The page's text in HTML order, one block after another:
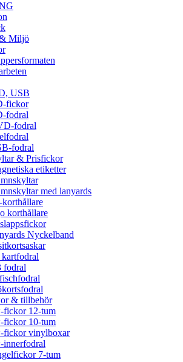
Miljö
USB
fickor
fodral
fodral
fodral
& Prisfickor
etiketter
med lanyards
korthållare
Nyckelband
fodral
& tillbehör
fickor 12-tum
fickor 10-tum
fickor vinylboxar
innerfodral
7-tum